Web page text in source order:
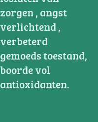
zorgen , angst
verlichtend ,
verbeterd
gemoeds toestand,
boorde vol
antioxidanten.